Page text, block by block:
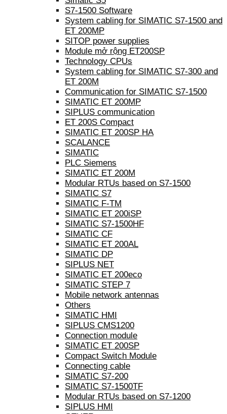
S7-1500 Software
System cabling for SIMATIC S7-1500 and
ET 200MP
SITOP power supplies
Module mở rộng ET200SP
Technology CPUs
System cabling for SIMATIC S7-300 and
ET 200M
Communication for SIMATIC S7-1500
SIMATIC ET 200MP
SIPLUS communication
ET 200S Compact
SIMATIC ET 200SP HA
SCALANCE
SIMATIC
PLC Siemens
SIMATIC ET 200M
Modular RTUs based on S7-1500
SIMATIC S7
SIMATIC F-TM
SIMATIC ET 200iSP
SIMATIC S7-1500HF
SIMATIC CF
SIMATIC ET 200AL
SIMATIC DP
SIPLUS NET
SIMATIC ET 200eco
SIMATIC STEP 7
Mobile network antennas
Others
SIMATIC HMI
SIPLUS CMS1200
Connection module
SIMATIC ET 200SP
Compact Switch Module
Connecting cable
SIMATIC S7-200
SIMATIC S7-1500TF
Modular RTUs based on S7-1200
SIPLUS HMI